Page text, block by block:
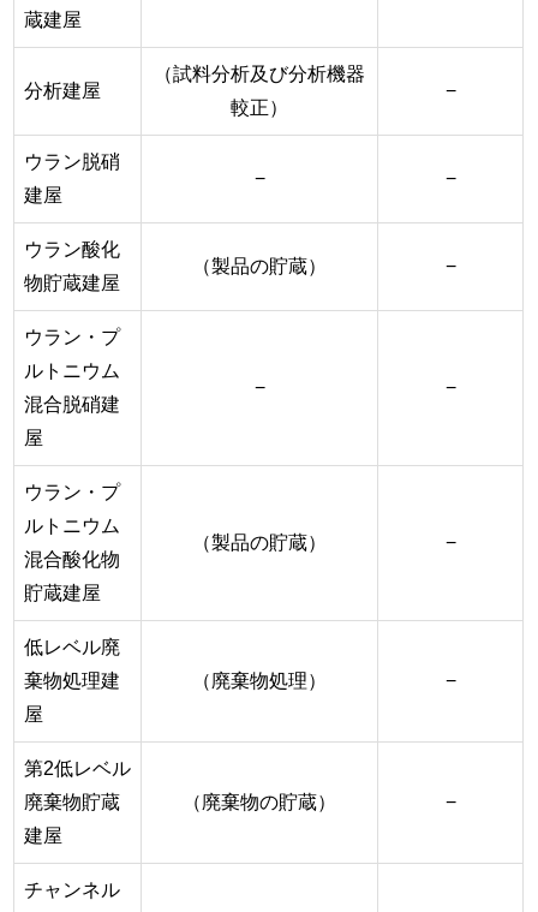
蔵建屋
分析建屋
（試料分析及び分析機器
較正）
−
ウラン脱硝
建屋
− −
ウラン酸化
物貯蔵建屋
（製品の貯蔵） −
ウラン・プ
ルトニウム
混合脱硝建
屋
− −
ウラン・プ
ルトニウム
混合酸化物
貯蔵建屋
（製品の貯蔵） −
低レベル廃
棄物処理建
屋
（廃棄物処理） −
第2低レベル
廃棄物貯蔵
建屋
（廃棄物の貯蔵） −
チャンネル